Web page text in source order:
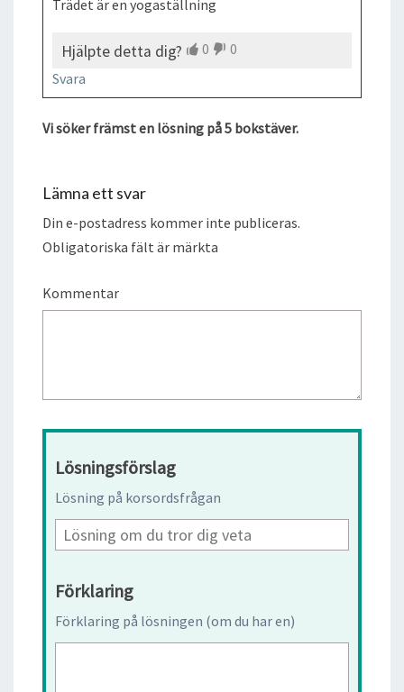
Trädet är en yogaställning
Hjälpte detta dig? 0
0
Svara
Vi söker främst en lösning på 5 bokstäver.
Lämna ett svar
Din e-postadress kommer inte publiceras.
Obligatoriska fält är märkta
Kommentar
Lösningsförslag
Lösning på korsordsfrågan
Förklaring
Förklaring på lösningen (om du har en)